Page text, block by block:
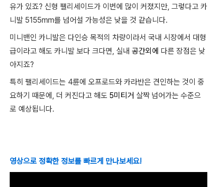
유가 있죠? 신형 팰리세이드가 이번에 많이 커졌지만, 그렇다고 카
니발 5155mm를 넘어설 가능성은 낮을 것 같습니다.
미니밴인 카니발은 다인승 목적의 차량이라서 국내 시장에서 대형
급이라고 해도 카니발 보다 크다면, 실내 공간외에 다른 장점은 낮
아지죠?
특히 팰리세이드는 4륜에 오프로드와 카라반은 견인하는 것이 중
요하기 때문에, 더 커진다고 해도 5미티거 살짝 넘어가는 수준으
로 예상됩니다.
영상으로 정확한 정보를 빠르게 만나보세요!